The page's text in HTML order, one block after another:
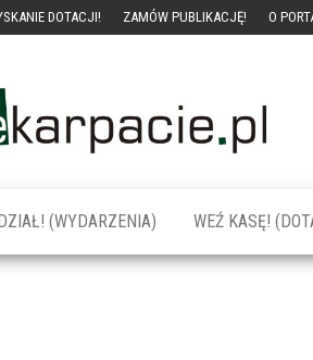
DOTACJI! ZAMÓW PUBLIKACJĘ! O
(WYDARZENIA) WEŹ KASĘ!